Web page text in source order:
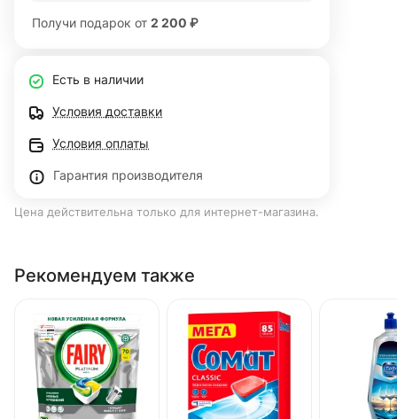
Получи подарок от 2 200 ₽
Есть в наличии
Условия доставки
Условия оплаты
Гарантия производителя
Цена действительна только для интернет-магазина.
Рекомендуем также